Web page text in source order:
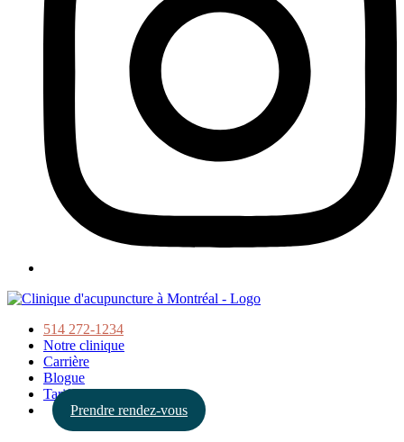
514 272-1234
Notre clinique
Carrière
Blogue
Tarifs
Prendre rendez-vous